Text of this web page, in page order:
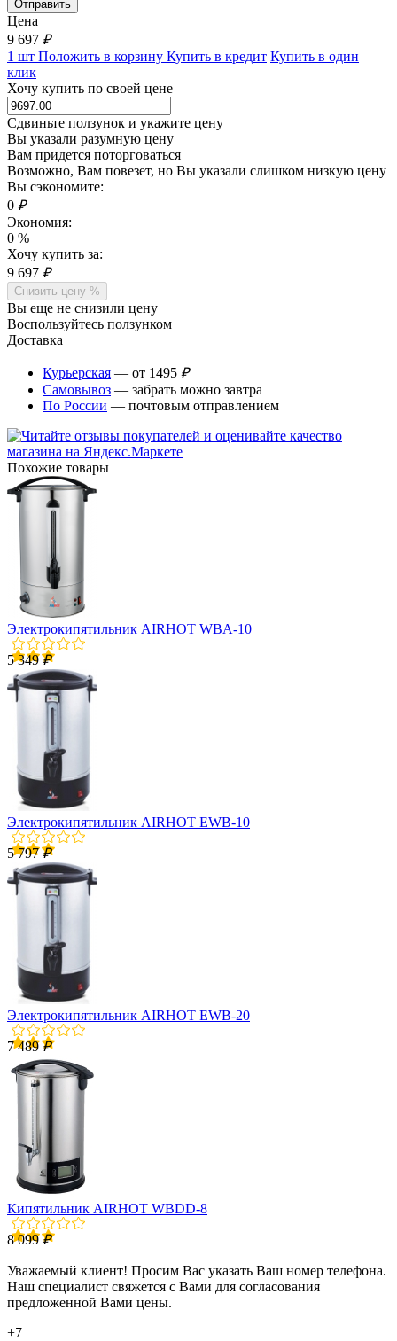
Цена
9 697 ₽
1 шт Положить в корзину Купить в кредит Купить в один
клик
Хочу купить по своей цене
Сдвиньте ползунок и укажите цену
Вы указали разумную цену
Вам придется поторговаться
Возможно, Вам повезет, но Вы указали слишком низкую цену
Вы сэкономите:
0 ₽
Экономия:
0 %
Хочу купить за:
9 697 ₽
Снизить цену %
Вы еще не снизили цену
Воспользуйтесь ползунком
Доставка
Курьерская — от 1495 ₽
Самовывоз — забрать можно завтра
По России — почтовым отправлением
Похожие товары
Электрокипятильник AIRHOT WBA-10
5 349₽
Электрокипятильник AIRHOT EWB-10
5 797₽
Электрокипятильник AIRHOT EWB-20
7 489₽
Кипятильник AIRHOT WBDD-8
8 099₽
Уважаемый клиент! Просим Вас указать Ваш номер телефона.
Наш специалист свяжется с Вами для согласования
предложенной Вами цены.
+7